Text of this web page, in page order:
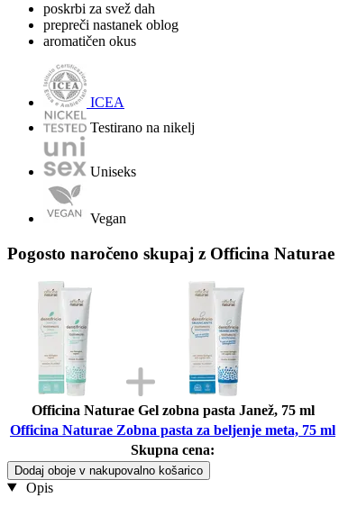
poskrbi za svež dah
prepreči nastanek oblog
aromatičen okus
ICEA
Testirano na nikelj
Uniseks
Vegan
Pogosto naročeno skupaj z Officina
Officina Naturae Gel zobna pasta Janež, 75 ml
Officina Naturae Zobna pasta za beljenje meta, 75 ml
Skupna cena:
Dodaj oboje v nakupovalno košarico
Opis